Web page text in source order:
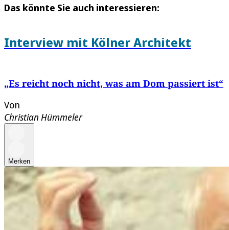
Das könnte Sie auch interessieren:
Interview mit Kölner Architekt
„Es reicht noch nicht, was am Dom passiert ist“
Von
Christian Hümmeler
Merken